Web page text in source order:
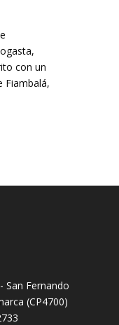
con un
Fiambalá,
San Fernando
(CP4700)